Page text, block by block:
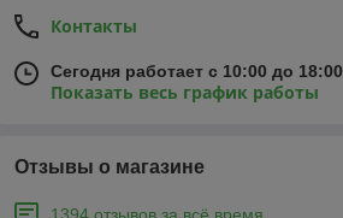
Контакты
Сегодня работает с 10:00 до 18:00
Показать весь график работы
Отзывы о магазине